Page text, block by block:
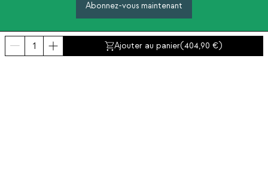
Ajouter au panier(404,90 )
Abonnez-vous maintenant
A propos de The Masie